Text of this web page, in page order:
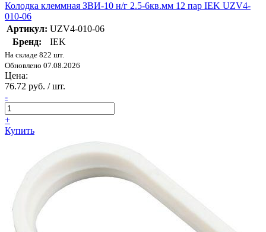
Колодка клеммная ЗВИ-10 н/г 2.5-6кв.мм 12 пар IEK UZV4-
010-06
Артикул: UZV4-010-06
Бренд:
IEK
На складе 822 шт.
Обновлено 07.08.2026
Цена:
76.72 руб. / шт.
-
+
Купить